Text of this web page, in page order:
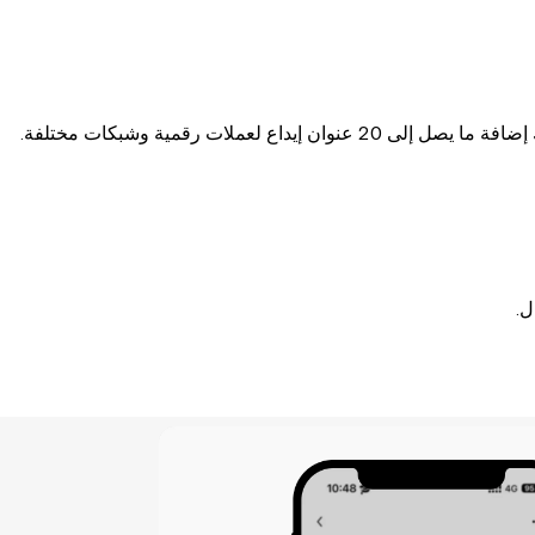
رقمية وشبكات مختلفة.